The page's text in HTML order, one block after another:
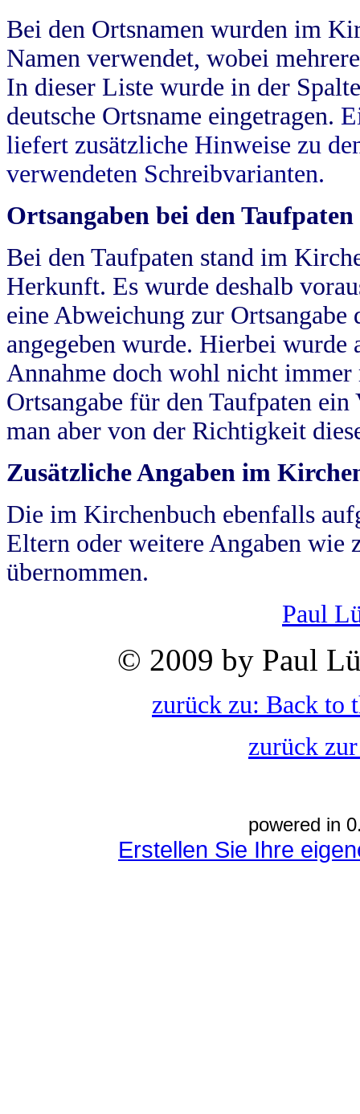
Bei den Ortsnamen wurden im
Namen verwendet, wobei
In dieser Liste wurde in der
deutsche Ortsname eingetragen.
liefert zusätzliche Hinweise zu
verwendeten Schreibvarianten.
Ortsangaben bei den Taufpaten
Bei den Taufpaten stand im
Herkunft. Es wurde deshalb
eine Abweichung zur
angegeben wurde. Hierbei wurde
Annahme doch wohl nicht
Ortsangabe für den Taufpaten
man aber von der Richtigkeit
Zusätzliche Angaben im
Die im Kirchenbuch ebenfalls
Eltern oder weitere Angaben wie
übernommen.
Paul
© 2009 by Paul
zurück zu: Back to
zurück
powered in
Erstellen Sie Ihre